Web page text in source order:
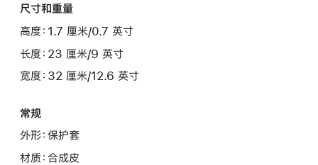
尺寸和重量
高度：1.7 厘米/0.7 英寸
长度：23 厘米/9 英寸
宽度：32 厘米/12.6 英寸
常规
外形：保护套
材质：合成皮